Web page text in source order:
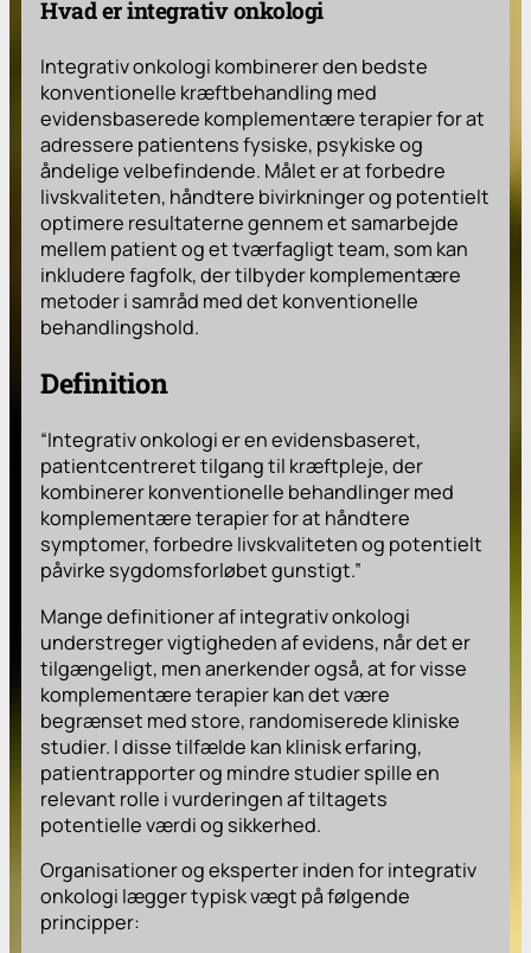
Hvad er integrativ onkologi
Integrativ onkologi kombinerer den bedste
konventionelle kræftbehandling med
evidensbaserede komplementære terapier for at
adressere patientens fysiske, psykiske og
åndelige velbefindende. Målet er at forbedre
livskvaliteten, håndtere bivirkninger og potentielt
optimere resultaterne gennem et samarbejde
mellem patient og et tværfagligt team, som kan
inkludere fagfolk, der tilbyder komplementære
metoder i samråd med det konventionelle
behandlingshold.
Definition
“Integrativ onkologi er en evidensbaseret,
patientcentreret tilgang til kræftpleje, der
kombinerer konventionelle behandlinger med
komplementære terapier for at håndtere
symptomer, forbedre livskvaliteten og potentielt
påvirke sygdomsforløbet gunstigt.”
Mange definitioner af integrativ onkologi
understreger vigtigheden af evidens, når det er
tilgængeligt, men anerkender også, at for visse
komplementære terapier kan det være
begrænset med store, randomiserede kliniske
studier. I disse tilfælde kan klinisk erfaring,
patientrapporter og mindre studier spille en
relevant rolle i vurderingen af tiltagets
potentielle værdi og sikkerhed.
Organisationer og eksperter inden for integrativ
onkologi lægger typisk vægt på følgende
principper: